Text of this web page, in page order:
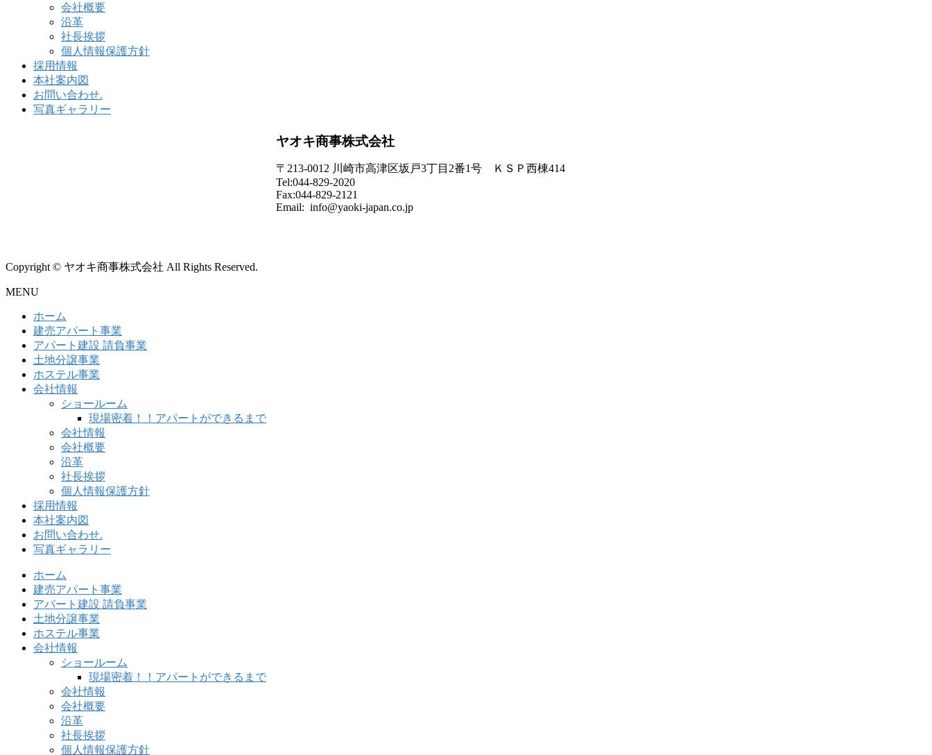
会社概要
沿革
社長挨拶
個人情報保護方針
採用情報
本社案内図
お問い合わせ.
写真ギャラリー
ヤオキ商事株式会社
〒213-0012 川崎市高津区坂戸3丁目2番1号 ＫＳＰ西棟414
Tel:044-829-2020
Fax:044-829-2121
Email: info@yaoki-japan.co.jp
Copyright © ヤオキ商事株式会社 All Rights Reserved.
MENU
ホーム
建売アパート事業
アパート建設 請負事業
土地分譲事業
ホステル事業
会社情報
ショールーム
現場密着！！アパートができるまで
会社情報
会社概要
沿革
社長挨拶
個人情報保護方針
採用情報
本社案内図
お問い合わせ.
写真ギャラリー
ホーム
建売アパート事業
アパート建設 請負事業
土地分譲事業
ホステル事業
会社情報
ショールーム
現場密着！！アパートができるまで
会社情報
会社概要
沿革
社長挨拶
個人情報保護方針